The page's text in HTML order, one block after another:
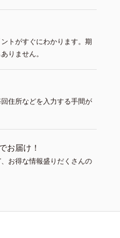
トがすぐにわかります。期
りません。
住所などを入力する手間が
お届け！
お得な情報盛りだくさんの